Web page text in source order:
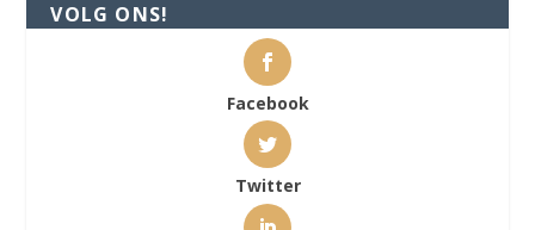
VOLG ONS!
Facebook
Twitter